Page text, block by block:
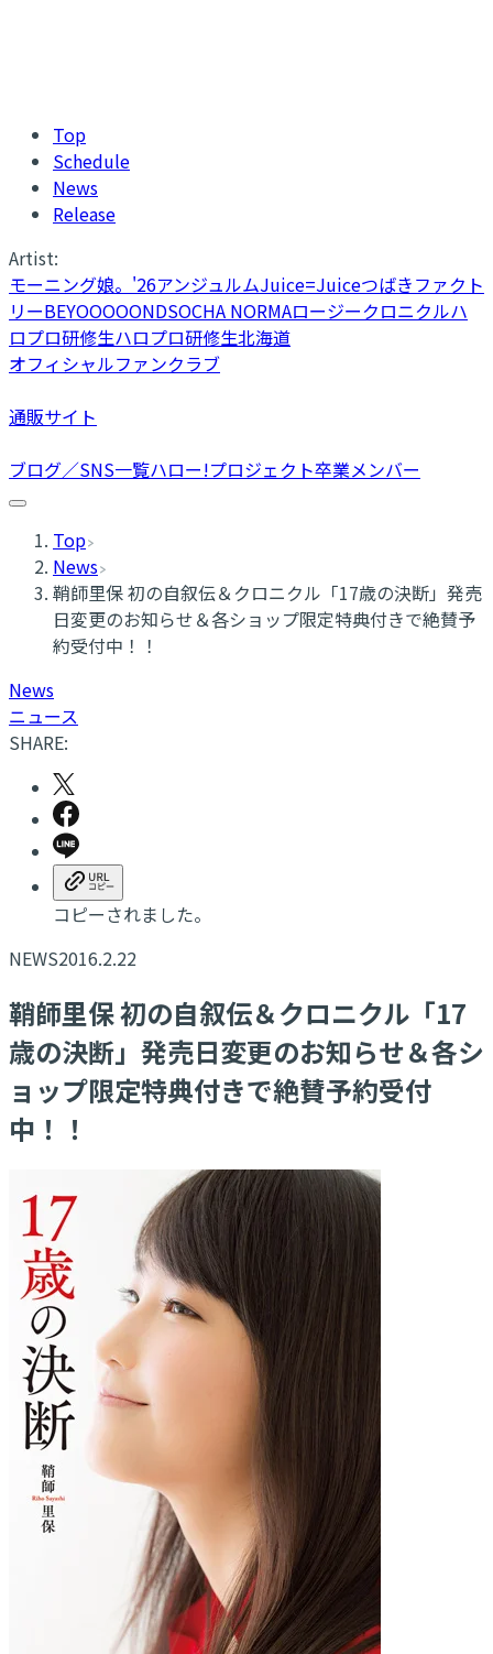
Top
Schedule
News
Release
Artist:
モーニング娘。'26アンジュルムJuice=Juiceつばきファクト
リーBEYOOOOONDSOCHA NORMAロージークロニクルハ
ロプロ研修生ハロプロ研修生北海道
オフィシャルファンクラブ
通販サイト
ブログ／SNS一覧ハロー!プロジェクト卒業メンバー
Top
News
鞘師里保 初の自叙伝＆クロニクル「17歳の決断」発売
日変更のお知らせ＆各ショップ限定特典付きで絶賛予
約受付中！！
News
ニュース
SHARE:
コピーされました。
NEWS2016.2.22
鞘師里保 初の自叙伝＆クロニクル「17
歳の決断」発売日変更のお知らせ＆各シ
ョップ限定特典付きで絶賛予約受付
中！！